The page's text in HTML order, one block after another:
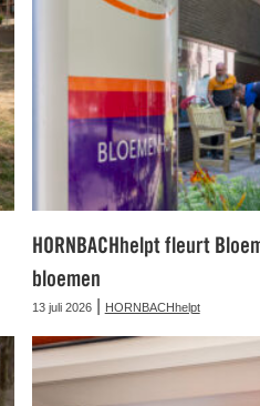
HORNBACHhelpt fleurt
bloemen
13 juli 2026| HORNBACHhelpt